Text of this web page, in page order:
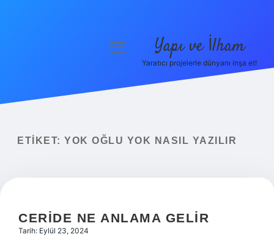
Yasal Uyarı
menüyü
Yapı ve İlham
Yaratıcı projelerle dünyanı inşa et!
ETIKET: YOK OĞLU YOK NASIL YAZILIR
CERIDE NE ANLAMA GELIR
Tarih: Eylül 23, 2024